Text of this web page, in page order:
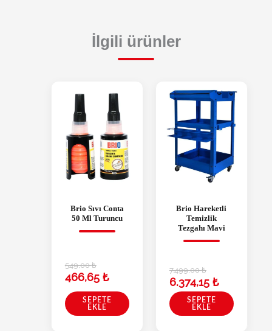
İlgili ürünler
Brio Sıvı Conta
50 Ml Turuncu
549,00₺
466,65 ₺
SEPETE
EKLE
Brio Hareketli
Temizlik
Tezgahı Mavi
7.499,00₺
6.374,15 ₺
SEPETE
EKLE